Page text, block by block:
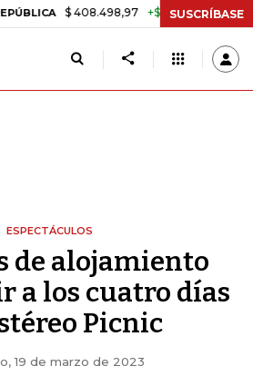
$ 408.498,97 +$ 8.753,81 +2,19% TASA
SUSCRÍBASE
ESPECTÁCULOS
de alojamiento
a los cuatro días
Picnic
19 de marzo de 2023